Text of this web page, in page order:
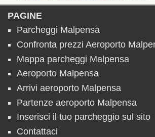
PAGINE
Parcheggi Malpensa
Confronta prezzi Aeroporto
Mappa parcheggi Malpensa
Aeroporto Malpensa
Arrivi aeroporto Malpensa
Partenze aeroporto Malpensa
Inserisci il tuo parcheggio sul sito
Contattaci